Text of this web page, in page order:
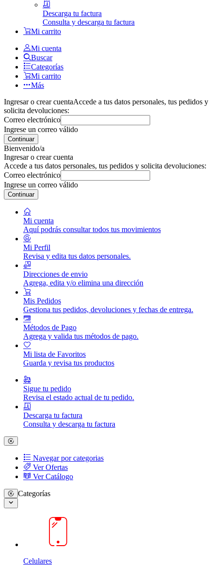
Descarga tu factura
Consulta y descarga tu factura
Mi carrito
Mi cuenta
Buscar
Categorías
Mi carrito
Más
Ingresar o crear cuentaAccede a tus datos personales, tus pedidos y
solicita devoluciones:
Correo electrónico
Ingrese un correo válido
Continuar
Bienvenido/a
Ingresar o crear cuenta
Accede a tus datos personales, tus pedidos y solicita devoluciones:
Correo electrónico
Ingrese un correo válido
Continuar
Mi cuenta
Aquí podrás consultar todos tus movimientos
Mi Perfil
Revisa y edita tus datos personales.
Direcciones de envio
Agrega, edita y/o elimina una dirección
Mis Pedidos
Gestiona tus pedidos, devoluciones y fechas de entrega.
Métodos de Pago
Agrega y valida tus métodos de pago.
Mi lista de Favoritos
Guarda y revisa tus productos
Sigue tu pedido
Revisa el estado actual de tu pedido.
Descarga tu factura
Consulta y descarga tu factura
Navegar por categorias
Ver Ofertas
Ver Catálogo
Categorías
Celulares